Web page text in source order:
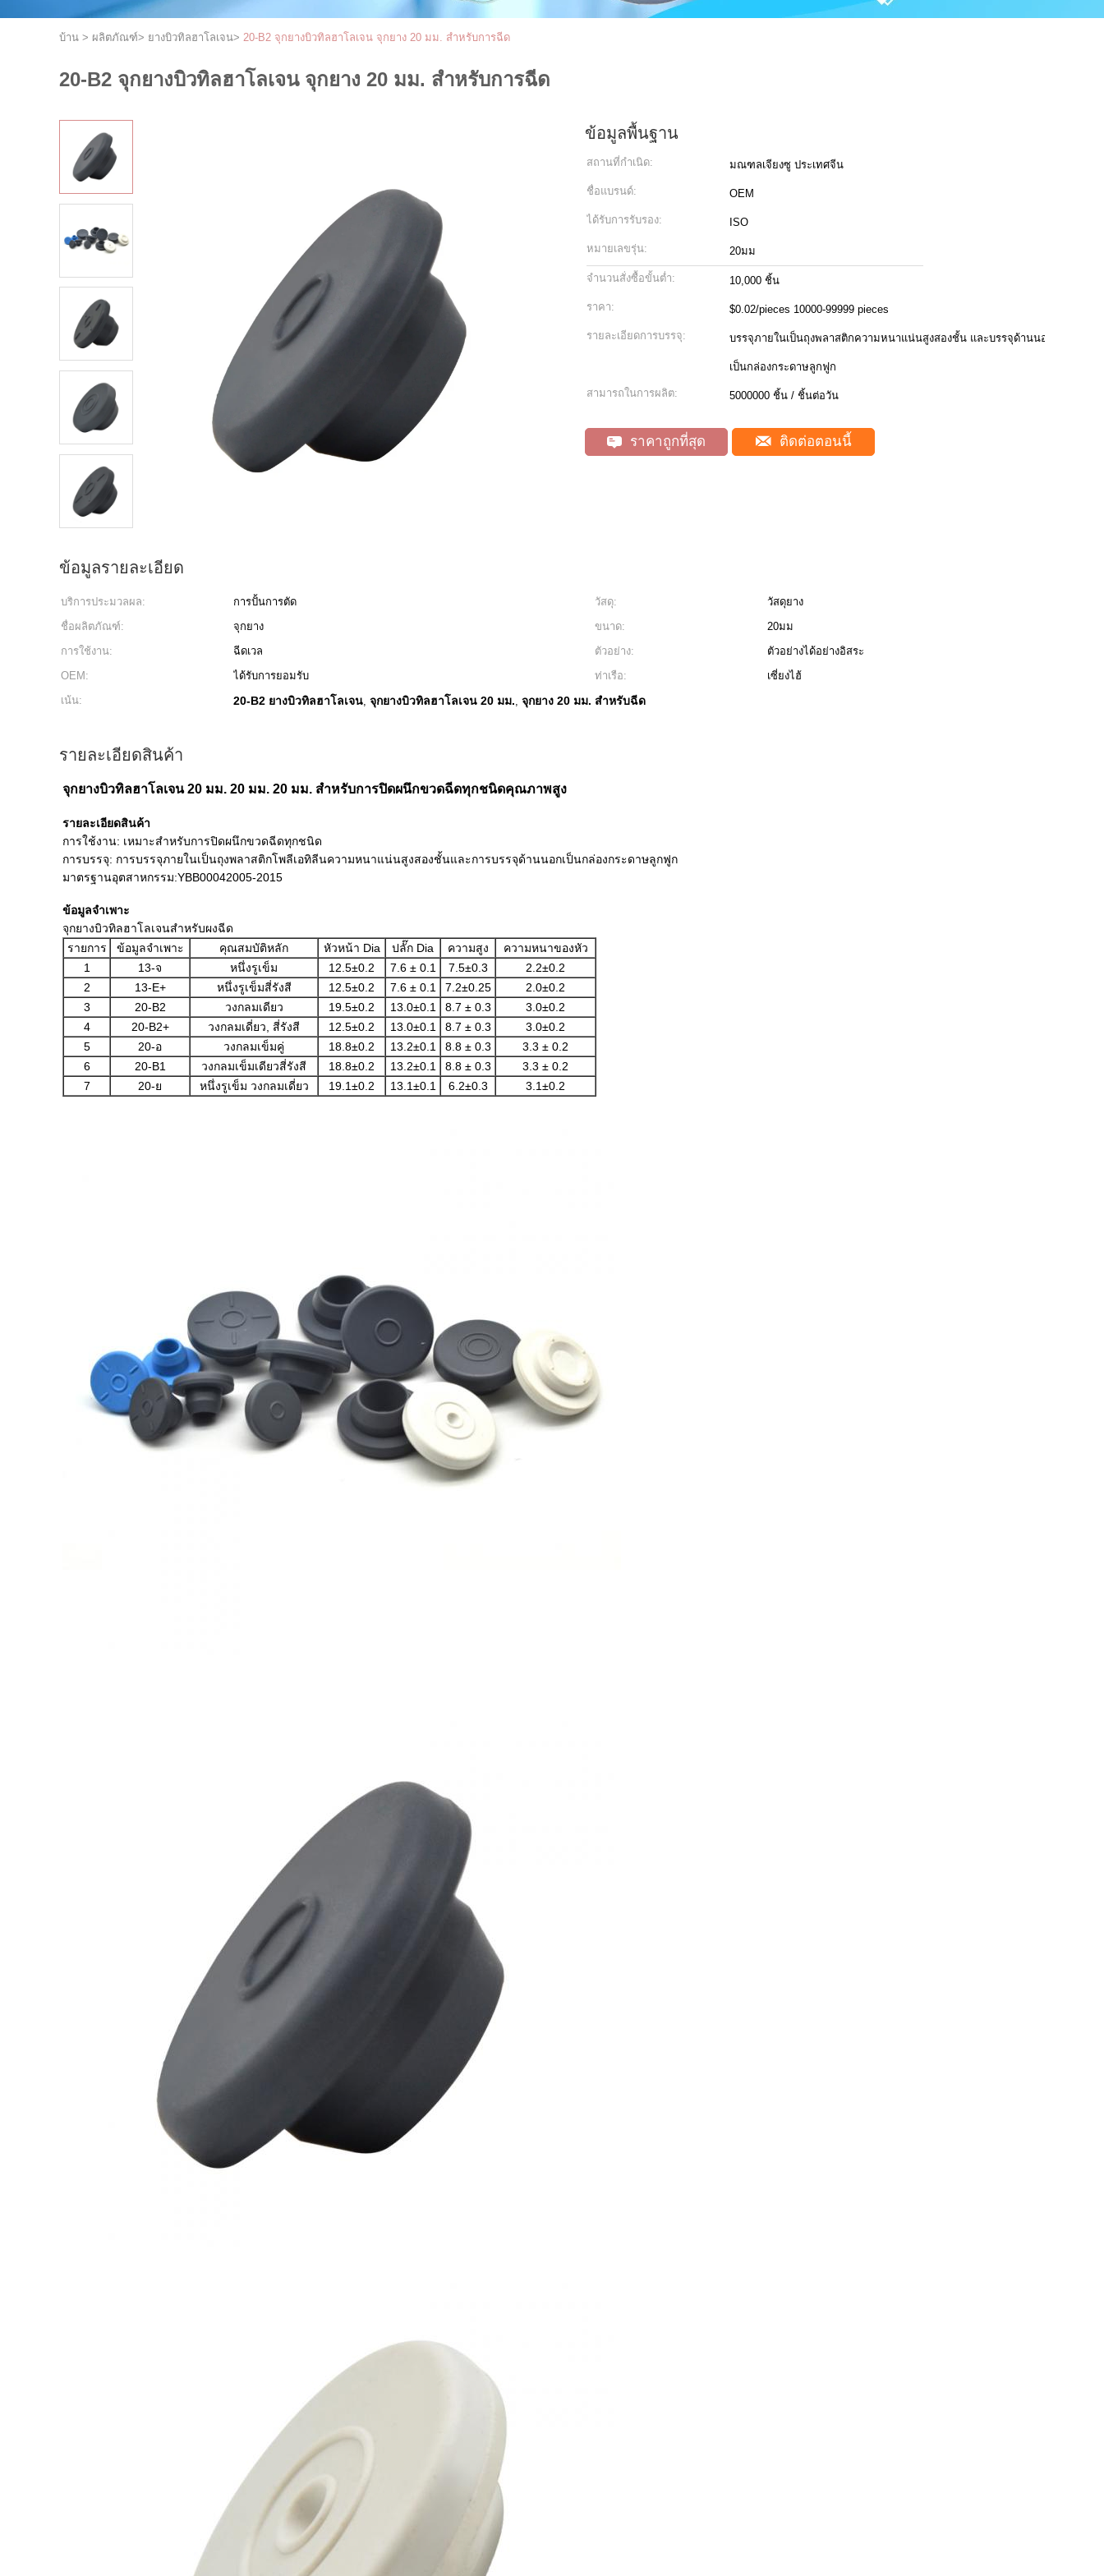
บ้าน > ผลิตภัณฑ์> ยางบิวทิลฮาโลเจน> 20-B2 จุกยางบิวทิลฮาโลเจน จุกยาง 20 มม. สำหรับการฉีด
20-B2 จุกยางบิวทิลฮาโลเจน จุกยาง 20 มม. สำหรับการฉีด
ข้อมูลพื้นฐาน
สถานที่กำเนิด: มณฑลเจียงซู ประเทศจีน
ชื่อแบรนด์: OEM
ได้รับการรับรอง: ISO
หมายเลขรุ่น: 20มม
จำนวนสั่งซื้อขั้นต่ำ: 10,000 ชิ้น
ราคา: $0.02/pieces 10000-99999 pieces
รายละเอียดการบรรจุ: บรรจุภายในเป็นถุงพลาสติกความหนาแน่นสูงสองชั้น และบรรจุด้านนอก
เป็นกล่องกระดาษลูกฟูก
สามารถในการผลิต: 5000000 ชิ้น / ชิ้นต่อวัน
ราคาถูกที่สุด ติดต่อตอนนี้
ข้อมูลรายละเอียด
บริการประมวลผล: การปั้นการตัด วัสดุ:
วัสดุยาง
ชื่อผลิตภัณฑ์:
จุกยาง ขนาด:
20มม
การใช้งาน:
ฉีดเวล ตัวอย่าง:
ตัวอย่างได้อย่างอิสระ
OEM:
ได้รับการยอมรับ ท่าเรือ:
เซี่ยงไฮ้
เน้น:
20-B2 ยางบิวทิลฮาโลเจน, จุกยางบิวทิลฮาโลเจน 20 มม., จุกยาง 20 มม. สำหรับฉีด
รายละเอียดสินค้า
จุกยางบิวทิลฮาโลเจน 20 มม. 20 มม. 20 มม. สำหรับการปิดผนึกขวดฉีดทุกชนิดคุณภาพสูง
รายละเอียดสินค้า
การใช้งาน: เหมาะสำหรับการปิดผนึกขวดฉีดทุกชนิด
การบรรจุ: การบรรจุภายในเป็นถุงพลาสติกโพลีเอทิลีนความหนาแน่นสูงสองชั้นและการบรรจุด้านนอกเป็นกล่องกระดาษลูกฟูก
มาตรฐานอุตสาหกรรม:YBB00042005-2015
ข้อมูลจำเพาะ
จุกยางบิวทิลฮาโลเจนสำหรับผงฉีด
รายการ
ข้อมูลจำเพาะ คุณสมบัติหลัก หัวหน้า Dia ปลั๊ก Dia ความสูง
ความหนาของหัว
1
13-จ หนึ่งรูเข็ม 12.5±0.2 7.6 ± 0.1 7.5±0.3
2.2±0.2
2
13-E+ หนึ่งรูเข็มสี่รังสี 12.5±0.2 7.6 ± 0.1 7.2±0.25
2.0±0.2
3
20-B2 วงกลมเดียว 19.5±0.2 13.0±0.1 8.7 ± 0.3
3.0±0.2
4
20-B2+ วงกลมเดี่ยว, สี่รังสี 12.5±0.2 13.0±0.1 8.7 ± 0.3
3.0±0.2
5
20-อ วงกลมเข็มคู่ 18.8±0.2 13.2±0.1 8.8 ± 0.3
3.3 ± 0.2
6
20-B1 วงกลมเข็มเดียวสี่รังสี 18.8±0.2 13.2±0.1 8.8 ± 0.3
3.3 ± 0.2
7
20-ย หนึ่งรูเข็ม วงกลมเดี่ยว 19.1±0.2 13.1±0.1 6.2±0.3 3.1±0.2